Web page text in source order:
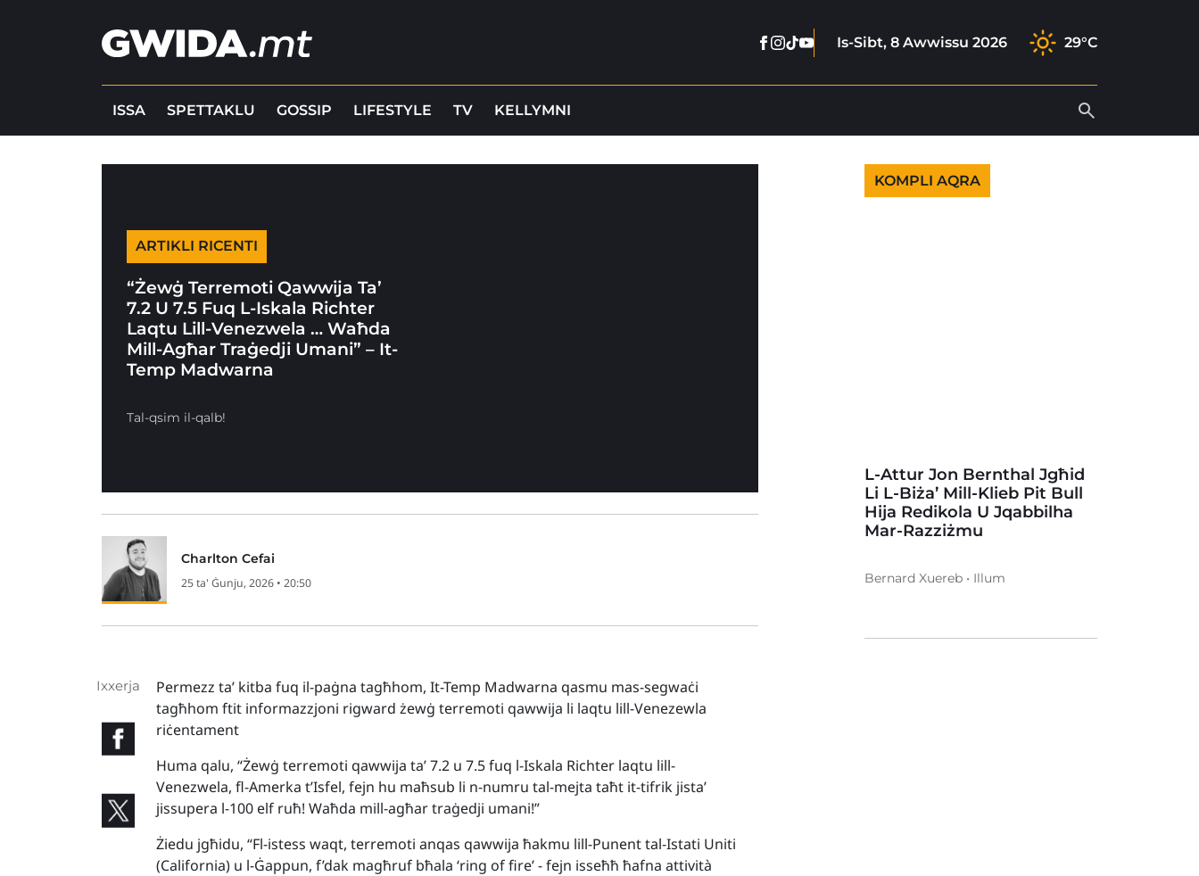
Facebook
Instagram
Tiktok
YoutubeIs-Sibt, 8 Awwissu 2026 29°C
ISSA SPETTAKLU GOSSIP LIFESTYLE TV KELLYMNI
ARTIKLI RICENTI
“Żewġ Terremoti Qawwija Ta’
7.2 U 7.5 Fuq L-Iskala Richter
Laqtu Lill-Venezwela … Waħda
Mill-Agħar Traġedji Umani” – It-
Temp Madwarna
Tal-qsim il-qalb!
Charlton Cefai
25 ta' Ġunju, 2026 • 20:50
Ixxerja
Permezz ta’ kitba fuq il-paġna tagħhom, It-Temp Madwarna qasmu mas-segwaċi
tagħhom ftit informazzjoni rigward żewġ terremoti qawwija li laqtu lill-Venezewla
riċentament
Huma qalu, “Żewġ terremoti qawwija ta’ 7.2 u 7.5 fuq l-Iskala Richter laqtu lill-
Venezwela, fl-Amerka t’Isfel, fejn hu maħsub li n-numru tal-mejta taħt it-tifrik jista’
jissupera l-100 elf ruħ! Waħda mill-agħar traġedji umani!”
Żiedu jgħidu, “Fl-istess waqt, terremoti anqas qawwija ħakmu lill-Punent tal-Istati Uniti
(California) u l-Ġappun, f’dak magħruf bħala ‘ring of fire’ - fejn isseħħ ħafna attività
KOMPLI AQRA
L-Attur Jon Bernthal Jgħid
Li L-Biża’ Mill-Klieb Pit Bull
Hija Redikola U Jqabbilha
Mar-Razziżmu
Bernard Xuereb • Illum